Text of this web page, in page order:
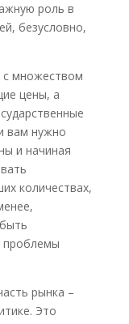
роль в
безусловно,
с множеством
цены, а
вам нужно
и начиная
количествах,
проблемы
рынка –
Это